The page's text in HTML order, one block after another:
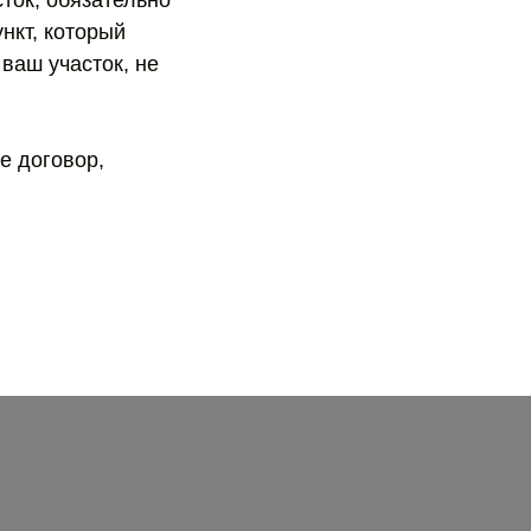
который
участок, не
договор,